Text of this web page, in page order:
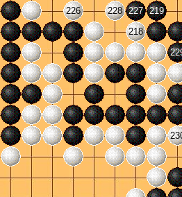
218
219
226 227
228